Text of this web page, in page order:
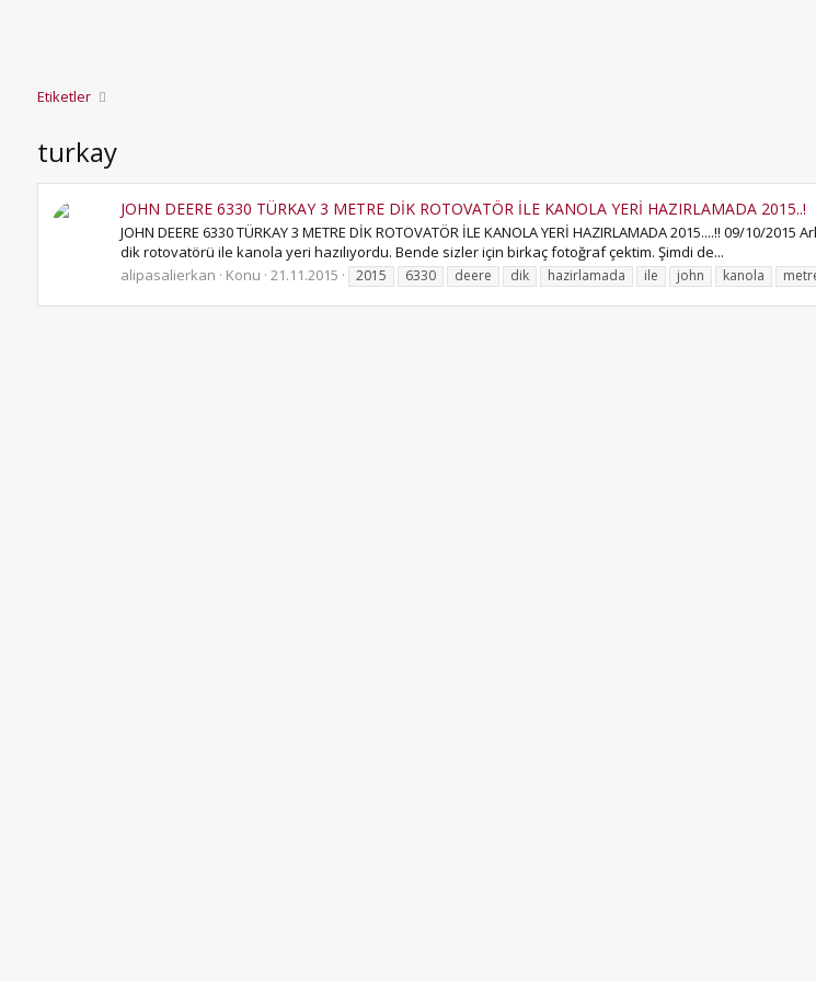
Etiketler
turkay
JOHN DEERE 6330 TÜRKAY 3 METRE DİK ROTOVATÖR İLE KANOLA YERİ HAZIRLAMADA 2015..!
JOHN DEERE 6330 TÜRKAY 3 METRE DİK ROTOVATÖR İLE KANOLA YERİ HAZIRLAMADA 2015....!! 09/
dik rotovatörü ile kanola yeri hazılıyordu. Bende sizler için birkaç fotoğraf çektim. Şimdi de...
alipasalierkan
Konu 21.11.2015 2015 6330 deere dik hazirlamada ile john kanola